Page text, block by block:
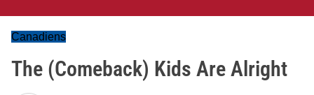
Canadiens
The (Comeback) Kids Are Alright